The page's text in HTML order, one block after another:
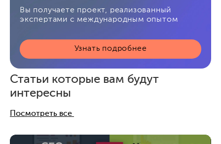
Вы получаете проект, реализованный
экспертами с международным опытом
Узнать подробнее
Статьи которые вам будут
интересны
Посмотреть все